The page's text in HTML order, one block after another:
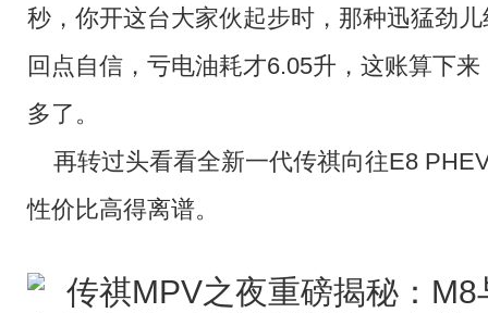
秒，你开这台大家伙起步时，那种迅猛劲
回点自信，亏电油耗才6.05升，这账算下
多了。
再转过头看看全新一代传祺向往E8
性价比高得离谱。